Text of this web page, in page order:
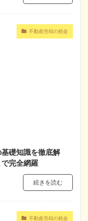
不動産売却の税金
礎知識を徹底解
完全網羅
続きを読む
不動産売却の税金